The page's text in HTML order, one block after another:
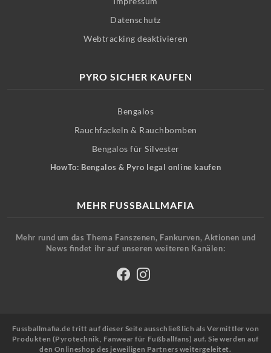
Datenschutz
Webtracking deaktivieren
PYRO SICHER KAUFEN
Bengalos
Rauchfackeln & Rauchbomben
Bengalos für Silvester
HowTo: Bengalos & Pyro legal online kaufen
MEHR FUSSBALLMAFIA
Mehr rund um das Thema Fanszenen, Fankurven, Aktionen und
News findet ihr auf unseren weiteren Kanälen:
Fussballmafia.de tritt auf dieser Seite ausschließlich als Vermittler von
Produkten (Pyrotechnik, Fanwear für Fußballfans) auf. Sie werden auf
den Onlineshop des jeweiligen Partners weitergeleitet.